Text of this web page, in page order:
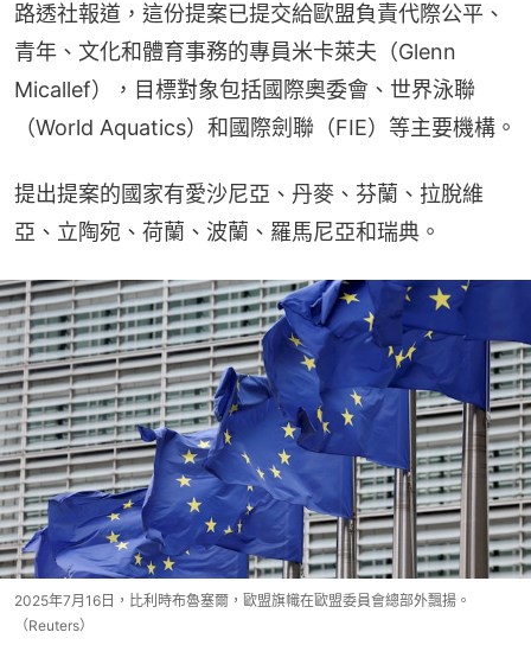
路透社報道，這份提案已提交給歐盟負責代際公平、
青年、文化和體育事務的專員米卡萊夫（Glenn
Micallef），目標對象包括國際奧委會、世界泳聯
（World Aquatics）和國際劍聯（FIE）等主要機構。
提出提案的國家有愛沙尼亞、丹麥、芬蘭、拉脫維
亞、立陶宛、荷蘭、波蘭、羅馬尼亞和瑞典。
2025年7月16日，比利時布魯塞爾，歐盟旗幟在歐盟委員會總部外飄揚。
（Reuters）